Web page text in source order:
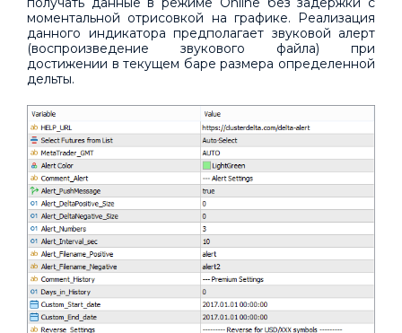
моментальной отрисовкой на графике. Реализация
данного индикатора предполагает звуковой алерт
(воспроизведение звукового файла) при
достижении в текущем баре размера определенной
дельты.